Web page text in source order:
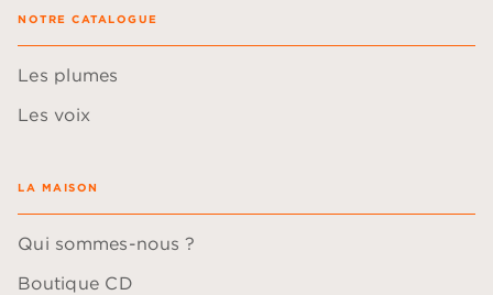
NOTRE CATALOGUE
Les plumes
Les voix
LA MAISON
Qui sommes-nous ?
Boutique CD